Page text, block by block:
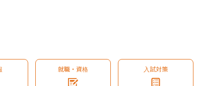
就職・資格 入試対策